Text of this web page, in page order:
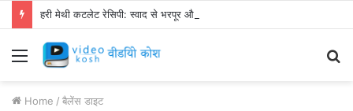
हरी मेथी कटलेट रेसिपी: स्वाद से भरपूर और स्वस्थ नाश्ता बनाएं!
Menu
Home / बैलेंस डाइट